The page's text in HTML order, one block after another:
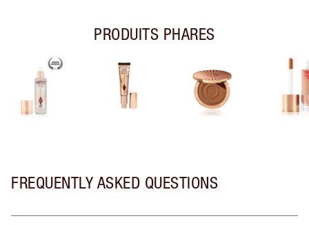
PRODUITS PHARES
FREQUENTLY ASKED QUESTIONS